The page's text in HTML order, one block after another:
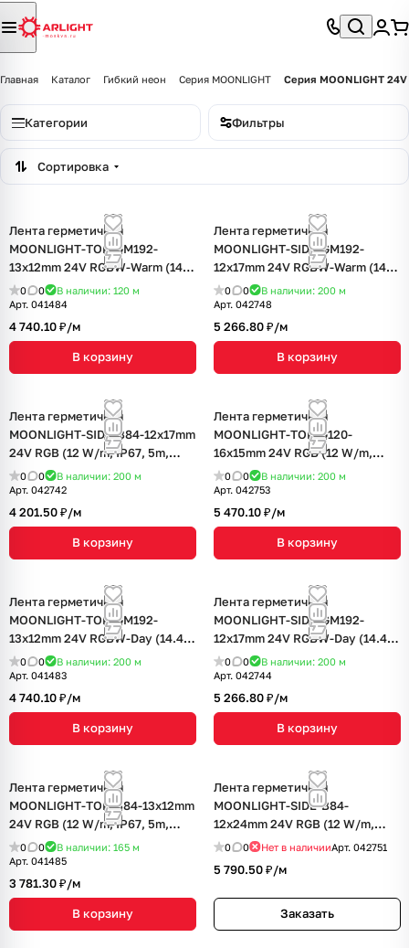
Главная Каталог Гибкий неон Серия MOONLIGHT Серия MOONLIGHT 24V
Категории Фильтры
Сортировка
Лента герметичная
MOONLIGHT-TOP-GM192-
13x12mm 24V RGBW-Warm (14.4
W/m, IP67, 5m, wire x2) (Arlight,
Вывод боковой, 3 года)
0 0 В наличии: 120 м
Арт. 041484
4 740.10 ₽/м
В корзину
Лента герметичная
MOONLIGHT-SIDE-GM192-
12x17mm 24V RGBW-Warm (14.4
W/m, IP67, 5m, wire x2) (Arlight,
Вывод боковой, 3 года)
0 0 В наличии: 200 м
Арт. 042748
5 266.80 ₽/м
В корзину
Лента герметичная
MOONLIGHT-SIDE-B84-12x17mm
24V RGB (12 W/m, IP67, 5m,
wire x2) (Arlight, Вывод
боковой, 3 года)
0 0 В наличии: 200 м
Арт. 042742
4 201.50 ₽/м
В корзину
Лента герметичная
MOONLIGHT-TOP-G120-
16x15mm 24V RGB (12 W/m,
IP67, 5m, wire x2) (Arlight,
Вывод боковой, 3 года)
0 0 В наличии: 200 м
Арт. 042753
5 470.10 ₽/м
В корзину
Лента герметичная
MOONLIGHT-TOP-GM192-
13x12mm 24V RGBW-Day (14.4
W/m, IP67, 5m, wire x2) (Arlight,
Вывод боковой, 3 года)
0 0 В наличии: 200 м
Арт. 041483
4 740.10 ₽/м
В корзину
Лента герметичная
MOONLIGHT-SIDE-GM192-
12x17mm 24V RGBW-Day (14.4
W/m, IP67, 5m, wire x2) (Arlight,
Вывод боковой, 3 года)
0 0 В наличии: 200 м
Арт. 042744
5 266.80 ₽/м
В корзину
Лента герметичная
MOONLIGHT-TOP-B84-13x12mm
24V RGB (12 W/m, IP67, 5m,
wire x2) (Arlight, Вывод
боковой, 3 года)
0 0 В наличии: 165 м
Арт. 041485
3 781.30 ₽/м
В корзину
Лента герметичная
MOONLIGHT-SIDE-B84-
12x24mm 24V RGB (12 W/m,
IP68, 5m, wire x2) (Arlight,
0 0 Нет в наличииАрт. 042751
5 790.50 ₽/м
Заказать